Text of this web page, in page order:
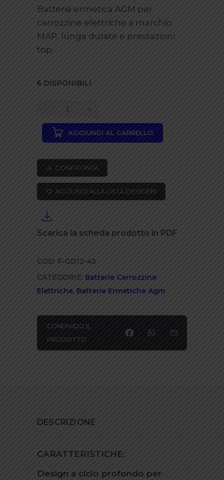
Batteria ermetica AGM per
carrozzine elettriche a marchio
MAP, lunga durate e prestazioni
top.
6 DISPONIBILI
MAP
32
43AH
BATTERIA
AGM
-
6-
AGGIUNGI AL CARRELLO
CONFRONTA
AGGIUNGI ALLA LISTA DESIDERI
Scarica la scheda prodotto in PDF
COD: F-GD12-43
CATEGORIE: Batterie Carrozzine
Elettriche, Batterie Ermetiche Agm
CONDIVIDO IL
PRODOTTO
DESCRIZIONE
CARATTERISTICHE:
Design a ciclo profondo per